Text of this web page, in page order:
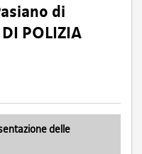
di
POLIZIA
delle